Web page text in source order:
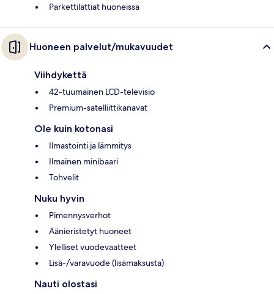
Parkettilattiat huoneissa
Huoneen palvelut/mukavuudet
Viihdykettä
42-tuumainen LCD-televisio
Premium-satelliittikanavat
Ole kuin kotonasi
Ilmastointi ja lämmitys
Ilmainen minibaari
Tohvelit
Nuku hyvin
Pimennysverhot
Äänieristetyt huoneet
Ylelliset vuodevaatteet
Lisä-/varavuode (lisämaksusta)
Nauti olostasi